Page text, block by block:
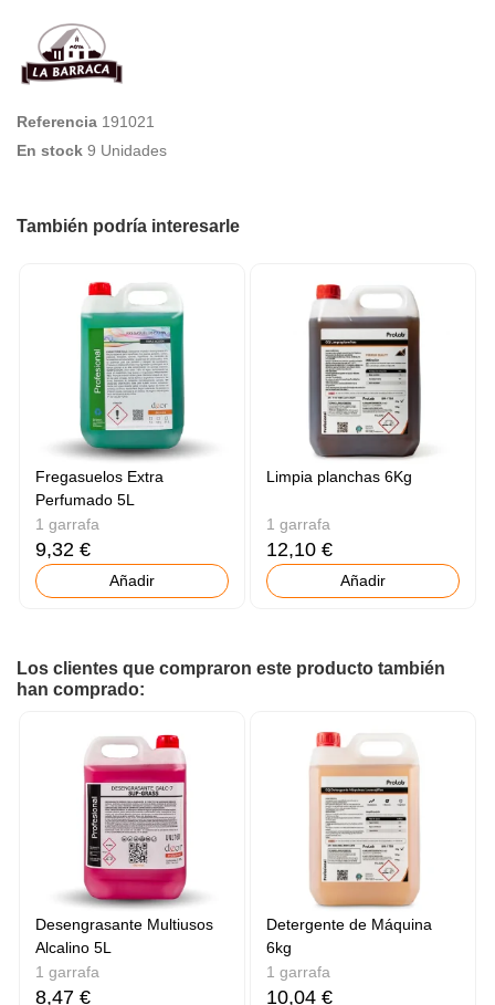
Referencia 191021
En stock 9 Unidades
También podría interesarle
Fregasuelos Extra
Perfumado 5L
1 garrafa
9,32 €
Añadir
Limpia planchas 6Kg
1 garrafa
12,10 €
Añadir
Los clientes que compraron este producto también
han comprado:
Desengrasante Multiusos
Alcalino 5L
1 garrafa
8,47 €
Detergente de Máquina
6kg
1 garrafa
10,04 €